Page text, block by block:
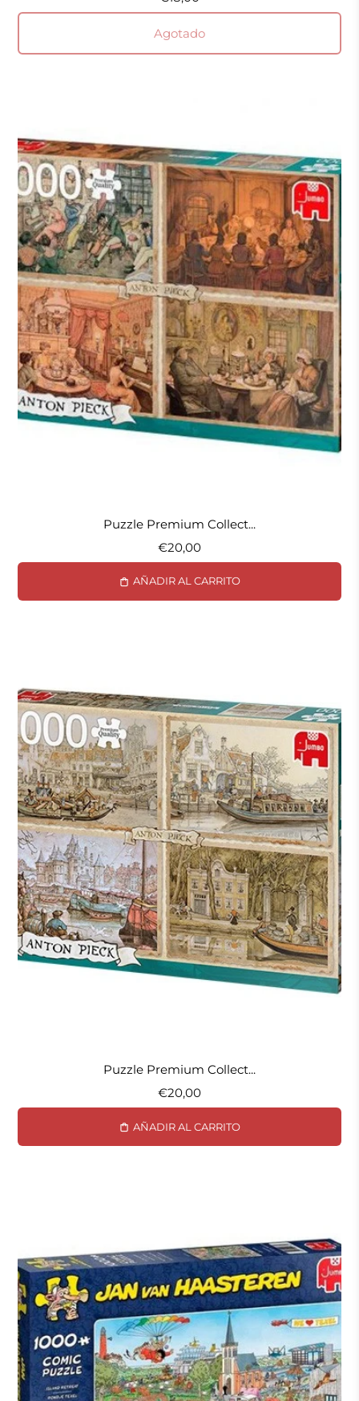
Agotado
Puzzle Premium Collect...
€20,00
AÑADIR AL CARRITO
Puzzle Premium Collect...
€20,00
AÑADIR AL CARRITO